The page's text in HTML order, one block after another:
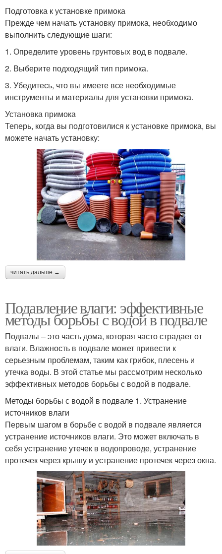
Подготовка к установке примока
Прежде чем начать установку примока, необходимо
выполнить следующие шаги:
1. Определите уровень грунтовых вод в подвале.
2. Выберите подходящий тип примока.
3. Убедитесь, что вы имеете все необходимые
инструменты и материалы для установки примока.
Установка примока
Теперь, когда вы подготовилися к установке примока, вы
можете начать установку:
читать дальше →
Подавление влаги: эффективные
методы борьбы с водой в подвале
Подвалы – это часть дома, которая часто страдает от
влаги. Влажность в подвале может привести к
серьезным проблемам, таким как грибок, плесень и
утечка воды. В этой статье мы рассмотрим несколько
эффективных методов борьбы с водой в подвале.
Методы борьбы с водой в подвале 1. Устранение
источников влаги
Первым шагом в борьбе с водой в подвале является
устранение источников влаги. Это может включать в
себя устранение утечек в водопроводе, устранение
протечек через крышу и устранение протечек через окна.